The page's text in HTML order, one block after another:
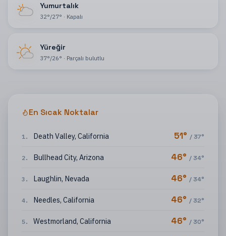
Yumurtalık
32°/27° · Kapalı
Yüreğir
37°/26° · Parçalı bulutlu
En Sıcak Noktalar
1. Death Valley, California 51° / 37°
2. Bullhead City, Arizona 46° / 34°
3 . Laughlin, Nevada 46° / 34°
4. Needles, California 46° / 32°
5. Westmorland, California 46° / 30°